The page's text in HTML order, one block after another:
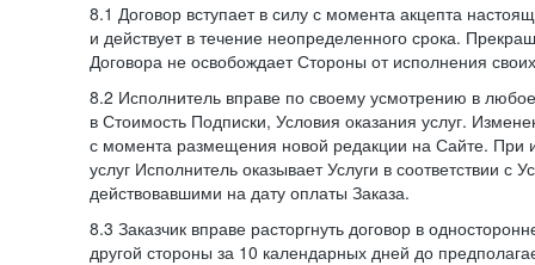
8.1 Договор вступает в силу с момента акцепта
и действует в течение неопределенного срока.
Договора не освобождает Стороны от исполнения
8.2 Исполнитель вправе по своему усмотрению в
в Стоимость Подписки, Условия оказания услуг.
с момента размещения новой редакции на Сайте. При
услуг Исполнитель оказывает Услуги в соответствии с
действовавшими на дату оплаты Заказа.
8.3 Заказчик вправе расторгнуть договор в
другой стороны за 10 календарных дней до